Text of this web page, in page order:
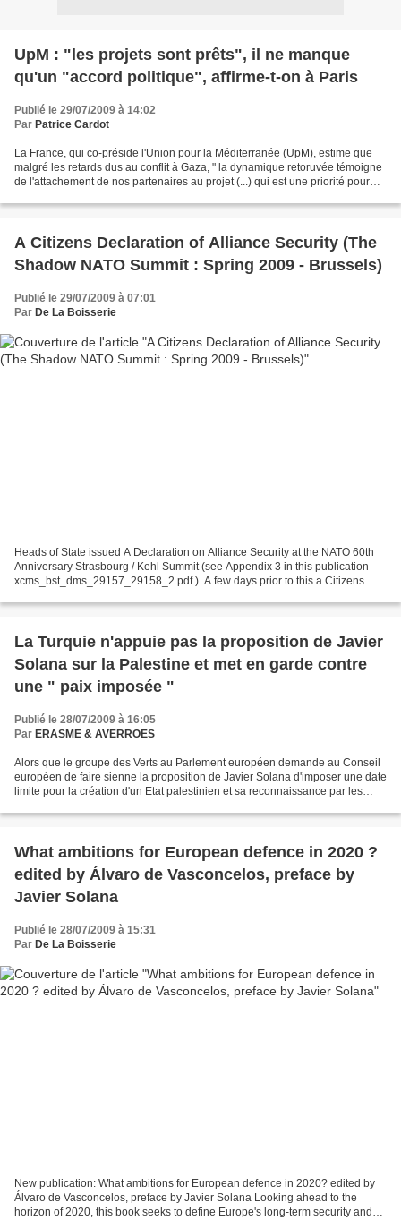
UpM : "les projets sont prêts", il ne manque
qu'un "accord politique", affirme-t-on à Paris
Publié le 29/07/2009 à 14:02
Par Patrice Cardot
La France, qui co-préside l'Union pour la Méditerranée (UpM), estime que
malgré les retards dus au conflit à Gaza, " la dynamique retoruvée témoigne
de l'attachement de nos partenaires au projet (...) qui est une priorité pour
A Citizens Declaration of Alliance Security (The
Shadow NATO Summit : Spring 2009 - Brussels)
Publié le 29/07/2009 à 07:01
Par De La Boisserie
Heads of State issued A Declaration on Alliance Security at the NATO 60th
Anniversary Strasbourg / Kehl Summit (see Appendix 3 in this publication
xcms_bst_dms_29157_29158_2.pdf ). A few days prior to this a Citizens
La Turquie n'appuie pas la proposition de Javier
Solana sur la Palestine et met en garde contre
une " paix imposée "
Publié le 28/07/2009 à 16:05
Par ERASME & AVERROES
Alors que le groupe des Verts au Parlement européen demande au Conseil
européen de faire sienne la proposition de Javier Solana d'imposer une date
limite pour la création d'un Etat palestinien et sa reconnaissance par les
What ambitions for European defence in 2020 ?
edited by Álvaro de Vasconcelos, preface by
Javier Solana
Publié le 28/07/2009 à 15:31
Par De La Boisserie
New publication: What ambitions for European defence in 2020? edited by
Álvaro de Vasconcelos, preface by Javier Solana Looking ahead to the
horizon of 2020, this book seeks to define Europe's long-term security and